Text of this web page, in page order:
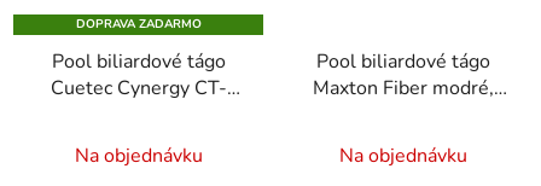
DOPRAVA ZADARMO
Pool biliardové tágo
Cuetec Cynergy CT-
Sparkle, 3/8 x 14,
dvojdielne
Na objednávku
Pool biliardové tágo
Maxton Fiber modré,
13mm koža
Na objednávku